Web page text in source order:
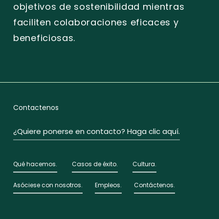
objetivos de sostenibilidad mientras
faciliten colaboraciones eficaces y
beneficiosas.
Contactenos
¿Quiere ponerse en contacto? Haga clic aquí.
Qué hacemos. Casos de éxito. Cultura.
Asóciese con nosotros. Empleos. Contáctenos.